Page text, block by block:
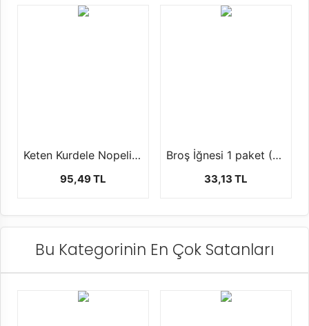
Keten Kurdele Nopeli (2.5cm-20 mt)
95,49 TL
Broş İğnesi 1 paket (20 ad)
33,13 TL
Bu Kategorinin En Çok Satanları